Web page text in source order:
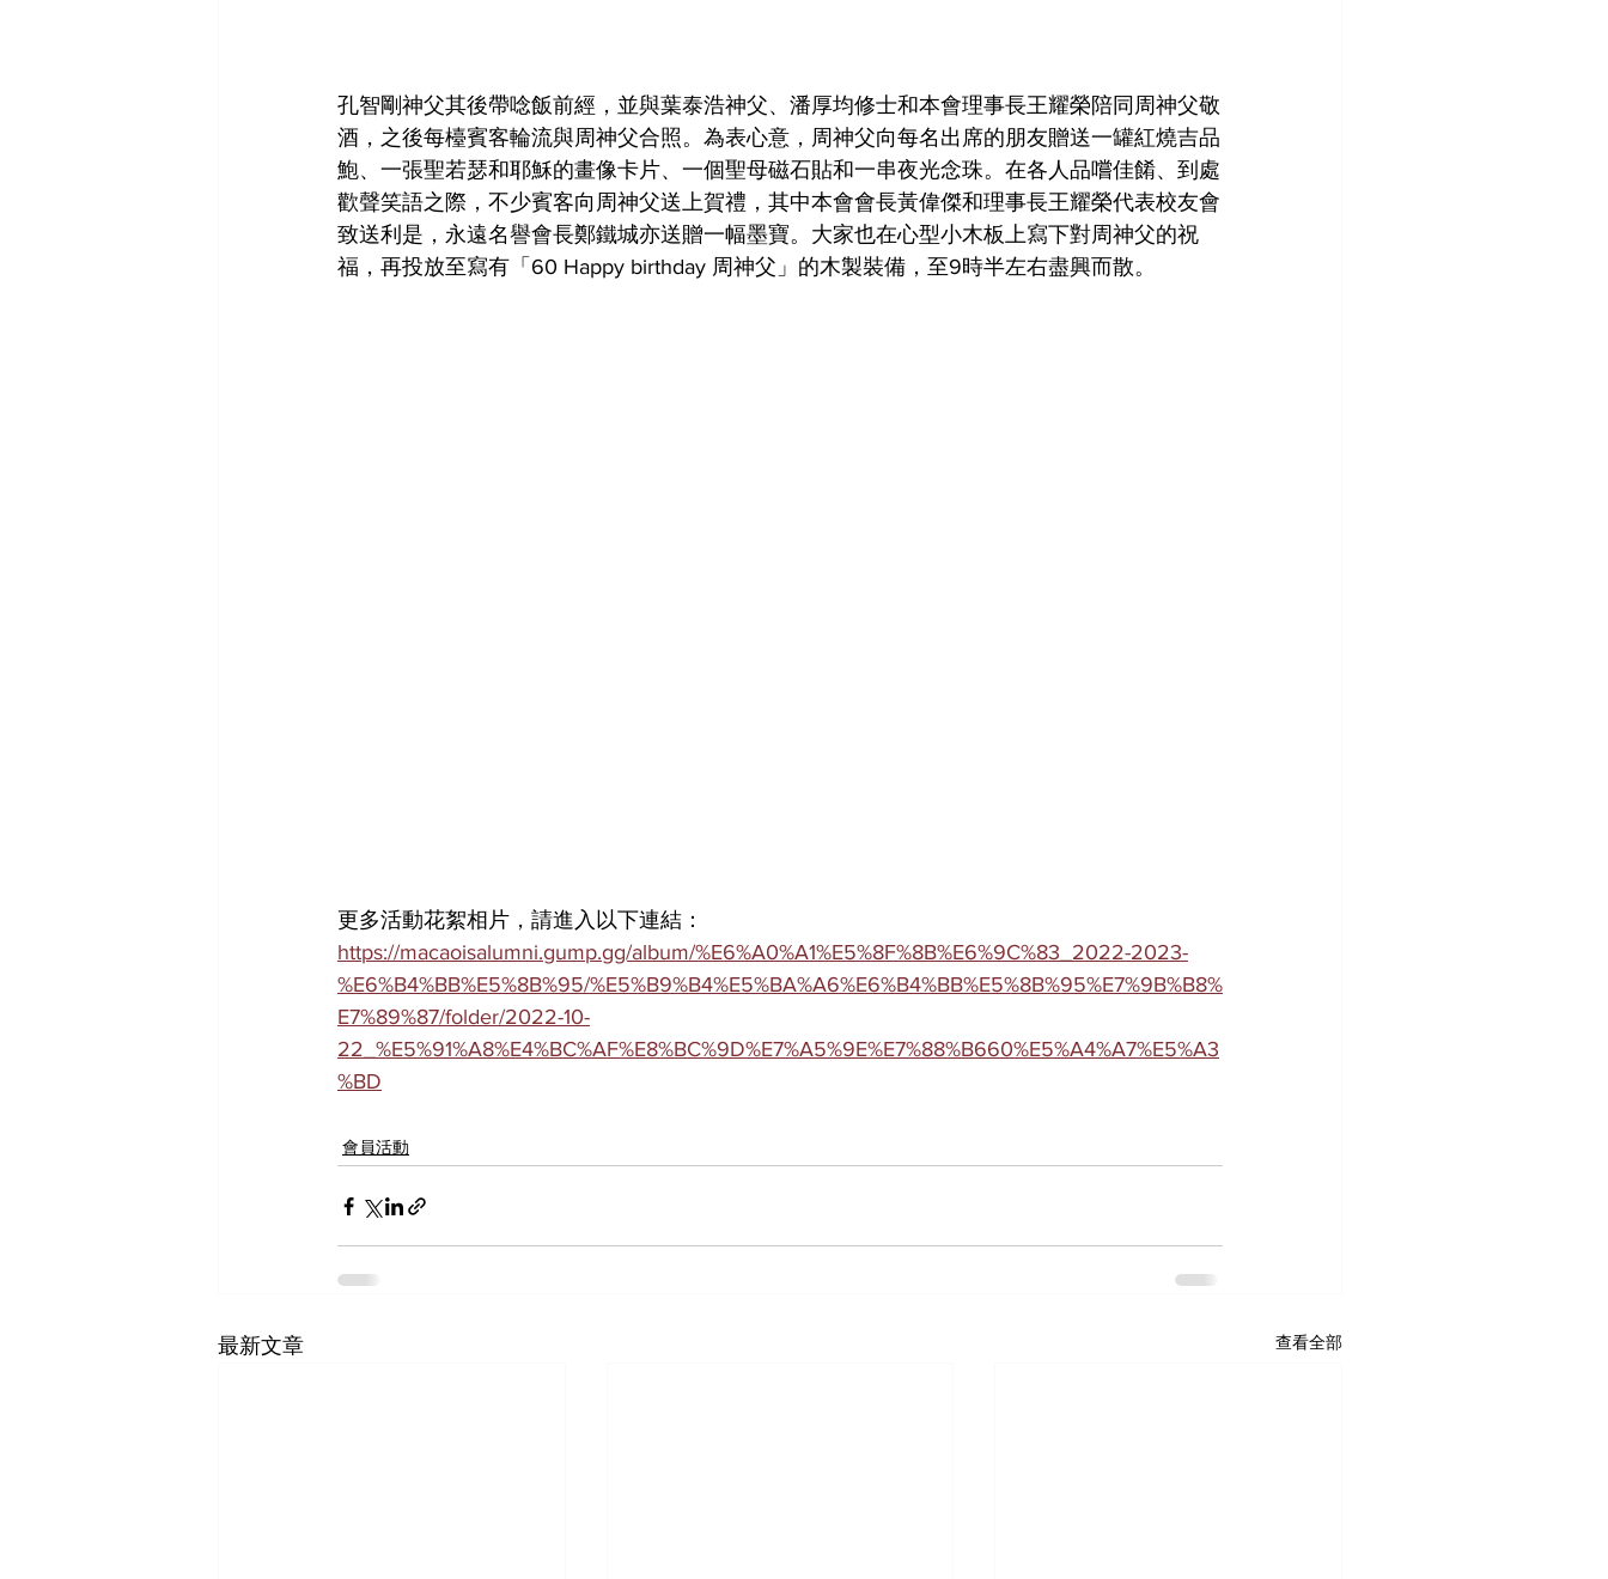
孔智剛神父其後帶唸飯前經，並與葉泰浩神父、潘厚均修士和本會理事長王耀榮陪同周神父敬
酒，之後每檯賓客輪流與周神父合照。為表心意，周神父向每名出席的朋友贈送一罐紅燒吉品
鮑、一張聖若瑟和耶穌的畫像卡片、一個聖母磁石貼和一串夜光念珠。在各人品嚐佳餚、到處
歡聲笑語之際，不少賓客向周神父送上賀禮，其中本會會長黃偉傑和理事長王耀榮代表校友會
致送利是，永遠名譽會長鄭鐵城亦送贈一幅墨寶。大家也在心型小木板上寫下對周神父的祝
福，再投放至寫有「60 Happy birthday 周神父」的木製裝備，至9時半左右盡興而散。
更多活動花絮相片，請進入以下連結：
https://macaoisalumni.gump.gg/album/%E6%A0%A1%E5%8F%8B%E6%9C%83_2022-2023-
%E6%B4%BB%E5%8B%95/%E5%B9%B4%E5%BA%A6%E6%B4%BB%E5%8B%95%E7%9B%B8%
E7%89%87/folder/2022-10-
22_%E5%91%A8%E4%BC%AF%E8%BC%9D%E7%A5%9E%E7%88%B660%E5%A4%A7%E5%A3
%BD
會員活動
最新文章 查看全部